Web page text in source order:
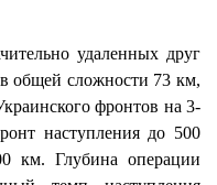
удаленных друг
общей сложности 73 км,
фронтов на 3-
наступления до 500
км. Глубина операции